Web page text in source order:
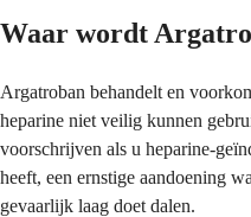
Waar wordt
Argatroban behandelt en
heparine niet veilig kunnen
voorschrijven als u heparine-
heeft, een ernstige aandoening
gevaarlijk laag doet dalen.